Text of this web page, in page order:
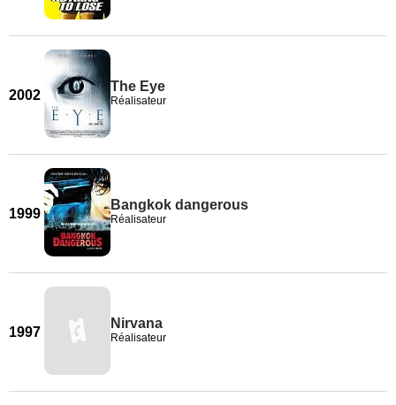
2002
The Eye
Réalisateur
1999
Bangkok dangerous
Réalisateur
1997
Nirvana
Réalisateur